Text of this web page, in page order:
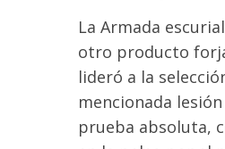
La Armada
otro producto
lideró a la
mencionada
prueba absoluta,